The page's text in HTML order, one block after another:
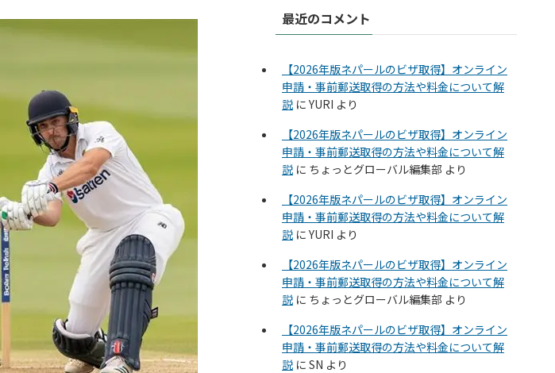
最近のコメント
【2026年版ネパールのビザ取得】オンライン
申請・事前郵送取得の方法や料金について解
説 に YURI より
【2026年版ネパールのビザ取得】オンライン
申請・事前郵送取得の方法や料金について解
説 に ちょっとグローバル編集部 より
【2026年版ネパールのビザ取得】オンライン
申請・事前郵送取得の方法や料金について解
説 に YURI より
【2026年版ネパールのビザ取得】オンライン
申請・事前郵送取得の方法や料金について解
説 に ちょっとグローバル編集部 より
【2026年版ネパールのビザ取得】オンライン
申請・事前郵送取得の方法や料金について解
説 に SN より